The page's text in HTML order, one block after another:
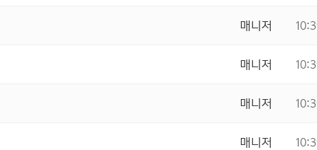
매니저
매니저
매니저
매니저